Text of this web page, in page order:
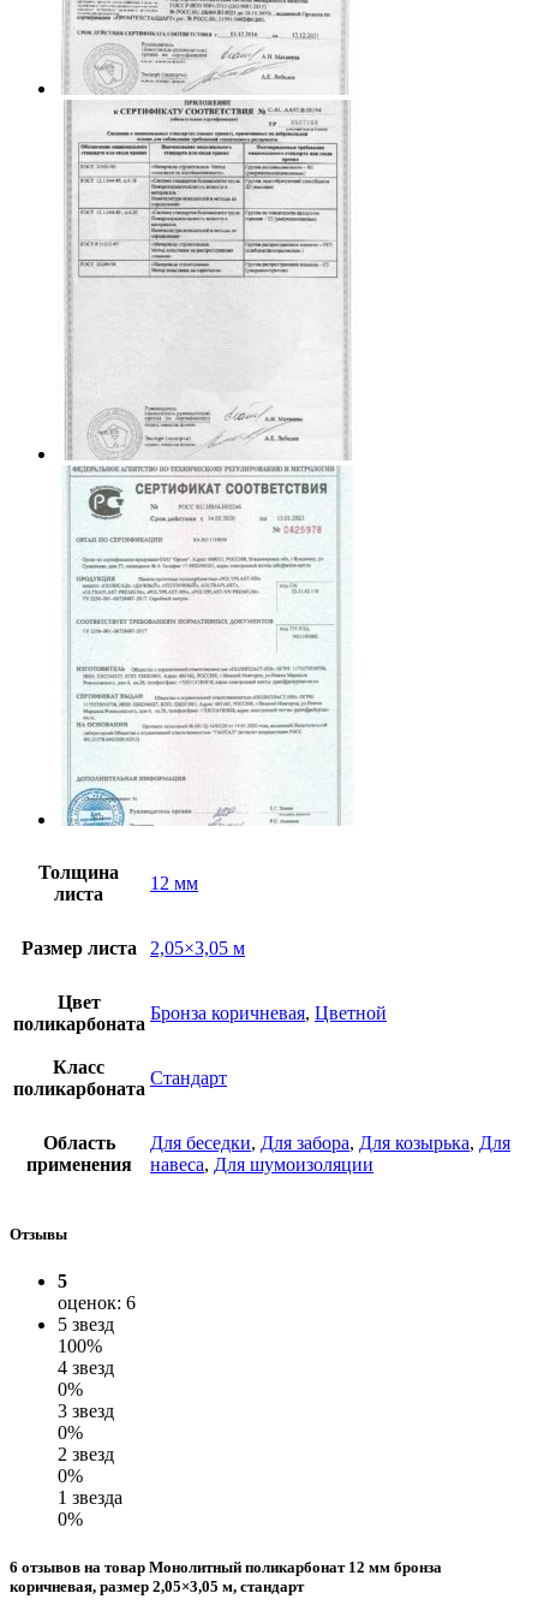
Толщина
листа
12 мм
Размер листа 2,05×3,05 м
Цвет
поликарбоната
Бронза коричневая, Цветной
Класс
поликарбоната
Стандарт
Область
применения
Для беседки, Для забора, Для козырька, Для
навеса, Для шумоизоляции
Отзывы
5
оценок: 6
5 звезд
100%
4 звезд
0%
3 звезд
0%
2 звезд
0%
1 звезда
0%
6 отзывов на товар Монолитный поликарбонат 12 мм бронза
коричневая, размер 2,05×3,05 м, стандарт